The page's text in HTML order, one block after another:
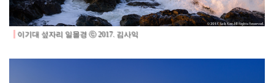
이기대 섶자리 일몰경 ⓒ 2017. 김사익